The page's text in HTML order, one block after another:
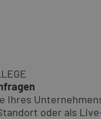
Ihres
oder als